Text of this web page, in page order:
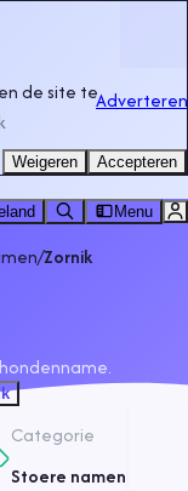
Adverteren
Menu
/Zornik
Categorie
Stoere namen
de site te
Weigeren Accepteren